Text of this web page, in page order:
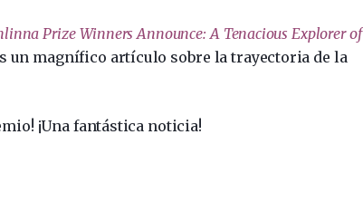
Prize Winners Announce: A Tenacious Explorer of
un magnífico artículo sobre la trayectoria de la
¡Una fantástica noticia!